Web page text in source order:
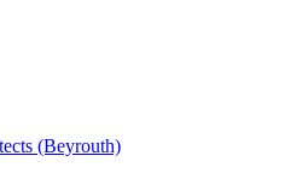
(Beyrouth)